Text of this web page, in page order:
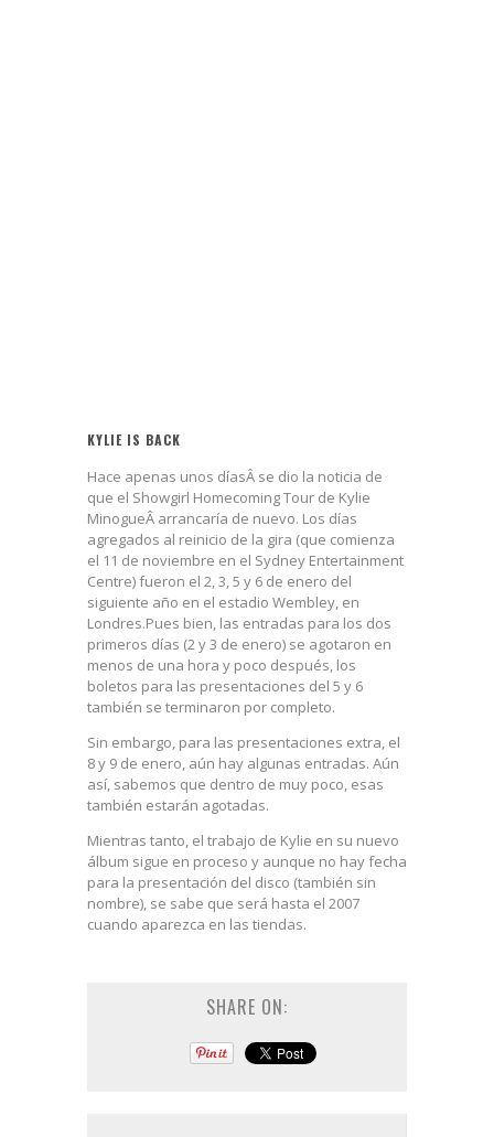
KYLIE IS BACK
Hace apenas unos díasÂ se dio la noticia de
que el Showgirl Homecoming Tour de Kylie
MinogueÂ arrancaría de nuevo. Los días
agregados al reinicio de la gira (que comienza
el 11 de noviembre en el Sydney Entertainment
Centre) fueron el 2, 3, 5 y 6 de enero del
siguiente año en el estadio Wembley, en
Londres.Pues bien, las entradas para los dos
primeros días (2 y 3 de enero) se agotaron en
menos de una hora y poco después, los
boletos para las presentaciones del 5 y 6
también se terminaron por completo.
Sin embargo, para las presentaciones extra, el
8 y 9 de enero, aún hay algunas entradas. Aún
así, sabemos que dentro de muy poco, esas
también estarán agotadas.
Mientras tanto, el trabajo de Kylie en su nuevo
álbum sigue en proceso y aunque no hay fecha
para la presentación del disco (también sin
nombre), se sabe que será hasta el 2007
cuando aparezca en las tiendas.
SHARE ON: